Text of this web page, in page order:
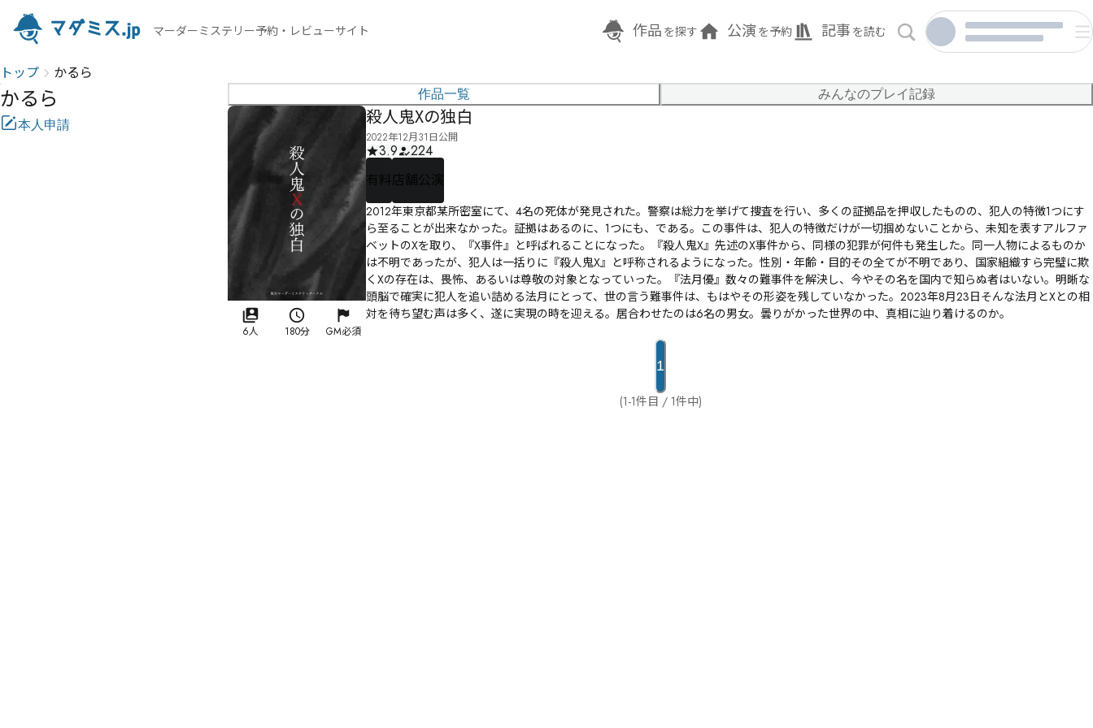
マーダーミステリー予約・レビューサイト 作品 を探す 公演 を予約 記事 を読む
トップ かるら
かるら
本人申請
作品一覧 みんなのプレイ記録
6人 180分 GM必須
殺人鬼Xの独白
2022年12月31日公開
3.9
224
有料 店舗公演
2012年東京都某所密室にて、4名の死体が発見された。警察は総力を挙げて捜査を行い、多くの証拠品を押収したものの、犯人の特徴1つにす
ら至ることが出来なかった。証拠はあるのに、1つにも、である。この事件は、犯人の特徴だけが一切掴めないことから、未知を表すアルファ
ベットのXを取り、『X事件』と呼ばれることになった。『殺人鬼X』先述のX事件から、同様の犯罪が何件も発生した。同一人物によるものか
は不明であったが、犯人は一括りに『殺人鬼X』と呼称されるようになった。性別・年齢・目的その全てが不明であり、国家組織すら完璧に欺
くXの存在は、畏怖、あるいは尊敬の対象となっていった。『法月優』数々の難事件を解決し、今やその名を国内で知らぬ者はいない。明晰な
頭脳で確実に犯人を追い詰める法月にとって、世の言う難事件は、もはやその形姿を残していなかった。2023年8月23日そんな法月とXとの相
対を待ち望む声は多く、遂に実現の時を迎える。居合わせたのは6名の男女。曇りがかった世界の中、真相に辿り着けるのか。
1
(1-1件目 / 1件中)